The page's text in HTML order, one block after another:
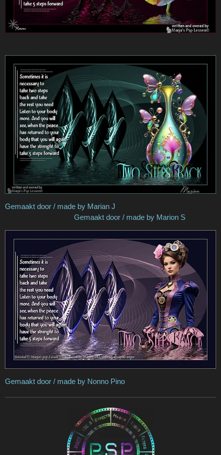
Gemaakt door / made by Marian J
Gemaakt door / made by Marion S
Gemaakt door / made by Nonno Pino